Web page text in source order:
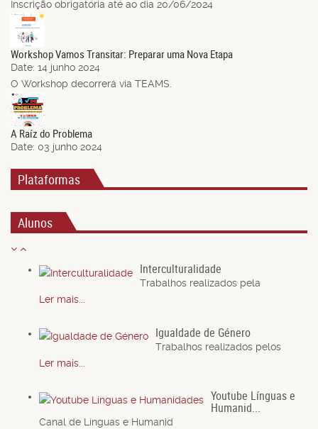
Inscrição obrigatória até ao dia 20/06/2024
Jun.
Workshop Vamos Transitar: Preparar uma Nova Etapa
Date: 14 junho 2024
O Workshop decorrerá via TEAMS.
03
Jun.
A Raíz do Problema
Date: 03 junho 2024
Plataformas
Alunos
Interculturalidade
Trabalhos realizados pela
Ler mais...
Igualdade de Género
Trabalhos realizados pelos
Ler mais...
Youtube Línguas e
Humanid...
Canal de Línguas e Humanid